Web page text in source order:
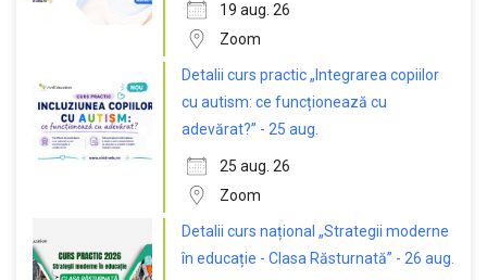
19 aug. 26
Zoom
Detalii curs practic „Integrarea copiilor
cu autism: ce funcționează cu
adevărat?” - 25 aug.
25 aug. 26
Zoom
Detalii curs național „Strategii moderne
în educație - Clasa Răsturnată” - 26 aug.